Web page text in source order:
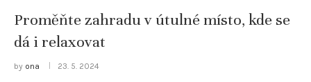
Proměňte zahradu v útulné místo, kde se
dá i relaxovat
by ona 23. 5. 2024